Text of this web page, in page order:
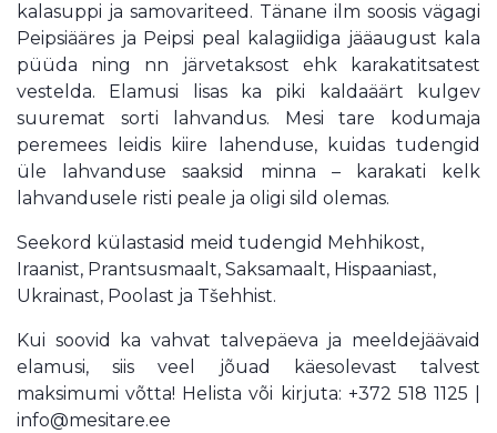
kalasuppi ja samovariteed. Tänane ilm soosis vägagi
Peipsiääres ja Peipsi peal kalagiidiga jääaugust kala
püüda ning nn järvetaksost ehk karakatitsatest
vestelda. Elamusi lisas ka piki kaldaäärt kulgev
suuremat sorti lahvandus. Mesi tare kodumaja
peremees leidis kiire lahenduse, kuidas tudengid
üle lahvanduse saaksid minna – karakati kelk
lahvandusele risti peale ja oligi sild olemas.
Seekord külastasid meid tudengid Mehhikost,
Iraanist, Prantsusmaalt, Saksamaalt, Hispaaniast,
Ukrainast, Poolast ja Tšehhist.
Kui soovid ka vahvat talvepäeva ja meeldejäävaid
elamusi, siis veel jõuad käesolevast talvest
maksimumi võtta! Helista või kirjuta: +372 518 1125 |
info@mesitare.ee